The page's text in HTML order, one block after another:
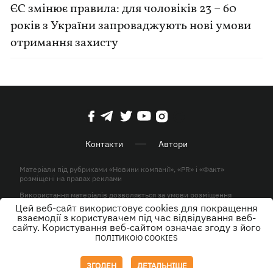
ЄС змінює правила: для чоловіків 23 – 60
років з України запроваджують нові умови
отримання захисту
Контакти Автори
Матеріали під рубриками «Новини компанії», «PR» і «Факт»
розміщені на правах реклами
Використання матеріалів дозволяється за умови розміщення
активного гіперпосилання на KP.UA в першому абзаці.
© ТОВ «ЮЛАВ МЕДІА» 2026. Всі права захищені.
Цей веб-сайт використовує cookies для покращення
взаємодії з користувачем під час відвідування веб-
сайту. Користування веб-сайтом означає згоду з його
ПОЛІТИКОЮ COOKIES
ЗГОДЕН ДЕТАЛЬНІШЕ